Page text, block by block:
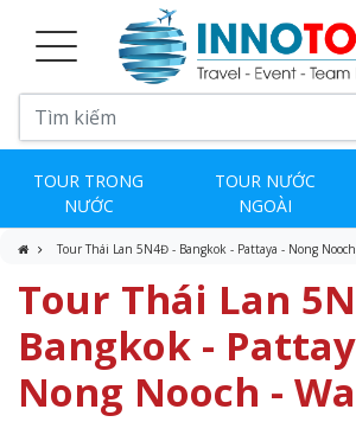
TOUR TRONG
NƯỚC
TOUR NƯỚC
NGOÀI
Tour Thái Lan 5N4Đ - Bangkok - Pattaya - Nong
Tour Thái Lan
Bangkok -
Nong Nooch -